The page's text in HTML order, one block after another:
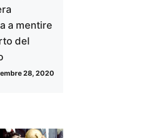
a mentire
del
28, 2020